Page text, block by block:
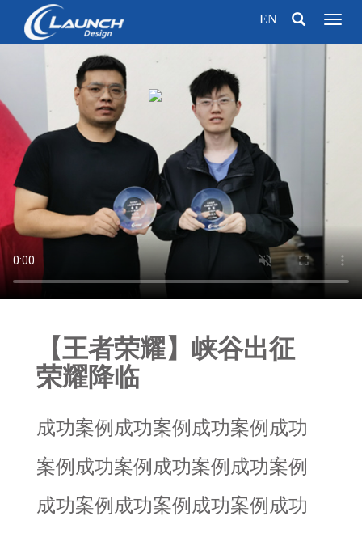
EN
【王者荣耀】峡谷出征
荣耀降临
成功案例成功案例成功案例成功
案例成功案例成功案例成功案例
成功案例成功案例成功案例成功